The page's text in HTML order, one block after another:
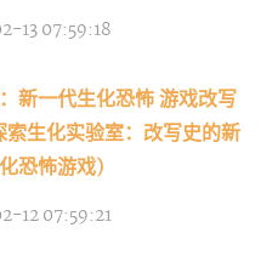
13 07:59:18
新一代生化恐怖 游戏改写
生化实验室：改写史的新
恐怖游戏)
12 07:59:21